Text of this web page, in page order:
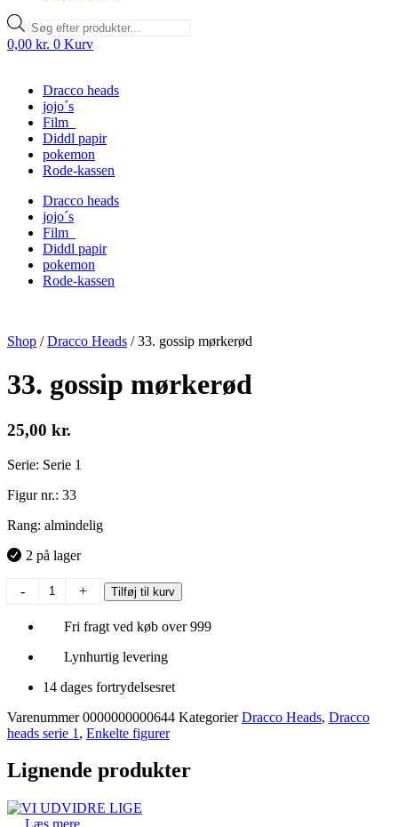
Products
search
0,00 kr. 0 Kurv
Dracco heads
jojo´s
Film
Diddl papir
pokemon
Rode-kassen
Dracco heads
jojo´s
Film
Diddl papir
pokemon
Rode-kassen
Shop /Dracco Heads /33. gossip mørkerød
33. gossip mørkerød
25,00 kr.
Serie: Serie 1
Figur nr.: 33
Rang: almindelig
2 på lager
-
antal
+ Tilføj til kurv
Fri fragt ved køb over 999
Lynhurtig levering
14 dages fortrydelsesret
Varenummer0000000000644 Kategorier Dracco Heads, Dracco
heads serie 1 , Enkelte figurer
Lignende produkter